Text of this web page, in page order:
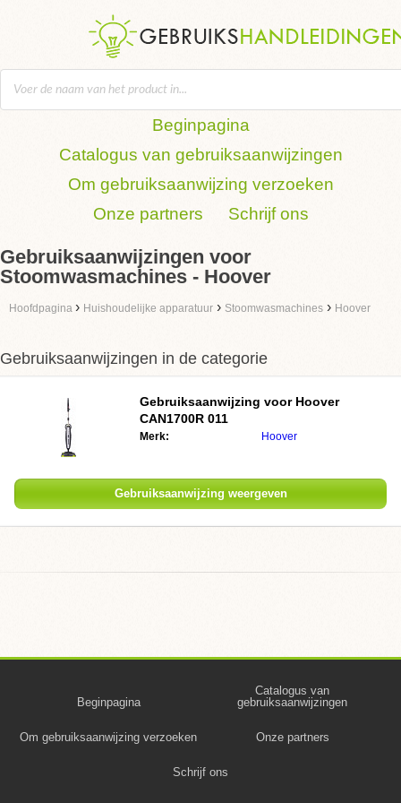
Beginpagina
Catalogus van gebruiksaanwijzingen
Om gebruiksaanwijzing verzoeken
Onze partners
Schrijf ons
Gebruiksaanwijzingen voor
Stoomwasmachines - Hoover
Hoofdpagina › Huishoudelijke apparatuur › Stoomwasmachines › Hoover
Gebruiksaanwijzingen in de categorie
Gebruiksaanwijzing voor Hoover
CAN1700R 011
Merk: Hoover
Gebruiksaanwijzing weergeven
Beginpagina
Catalogus van
gebruiksaanwijzingen
Om gebruiksaanwijzing verzoeken Onze partners
Schrijf ons